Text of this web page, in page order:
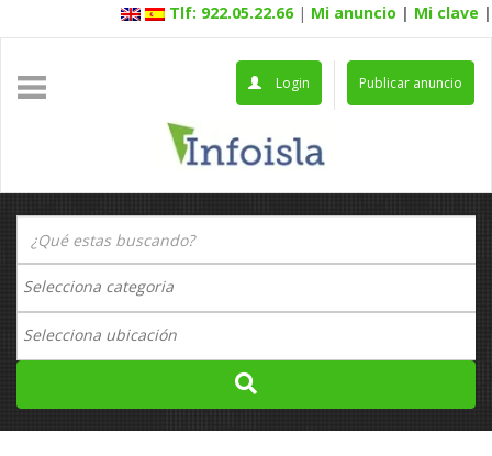
Tlf: 922.05.22.66 | Mi anuncio | Mi clave |
Publicar anuncio
Login